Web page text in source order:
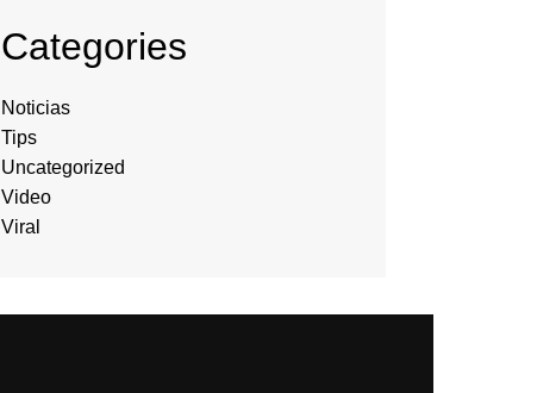
Categories
Noticias
Tips
Uncategorized
Video
Viral